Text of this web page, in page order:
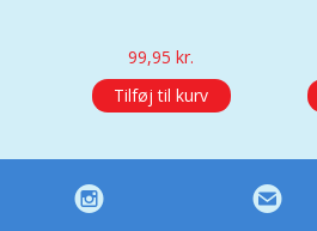
99,95kr.
Tilføj til kurv